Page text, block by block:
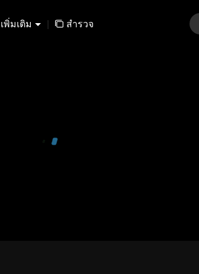
เพิ่มเติม | สำรวจ